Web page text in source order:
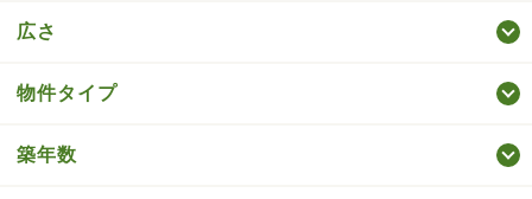
広さ
物件タイプ
築年数